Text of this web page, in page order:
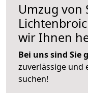
Umzug von
wir Ihnen
Bei uns sind Sie
zuverlässige und
suchen!